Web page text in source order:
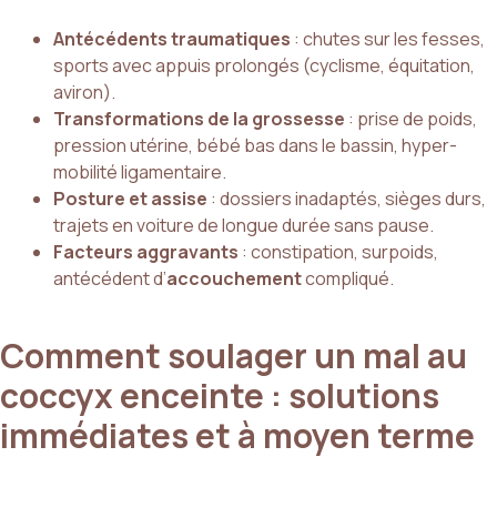
Antécédents traumatiques : chutes sur les fesses,
sports avec appuis prolongés (cyclisme, équitation,
aviron).
Transformations de la grossesse : prise de poids,
pression utérine, bébé bas dans le bassin, hyper-
mobilité ligamentaire.
Posture et assise : dossiers inadaptés, sièges durs,
trajets en voiture de longue durée sans pause.
Facteurs aggravants : constipation, surpoids,
antécédent d’accouchementcompliqué.
Comment soulager un mal au
coccyx enceinte : solutions
immédiates et à moyen terme